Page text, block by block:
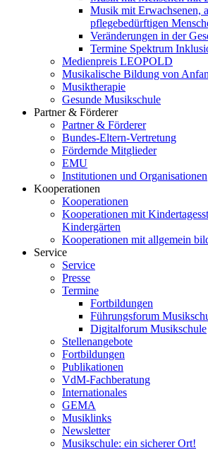
Musik mit Erwachsenen,
pflegebedürftigen
Veränderungen in der
Termine Spektrum
Medienpreis LEOPOLD
Musikalische Bildung von
Musiktherapie
Gesunde Musikschule
Partner & Förderer
Partner & Förderer
Bundes-Eltern-Vertretung
Fördernde Mitglieder
EMU
Institutionen und Organisationen
Kooperationen
Kooperationen
Kooperationen mit
Kindergärten
Kooperationen mit allgemein
Service
Service
Presse
Termine
Fortbildungen
Führungsforum
Digitalforum Musikschule
Stellenangebote
Fortbildungen
Publikationen
VdM-Fachberatung
Internationales
GEMA
Musiklinks
Newsletter
Musikschule: ein sicherer Ort!